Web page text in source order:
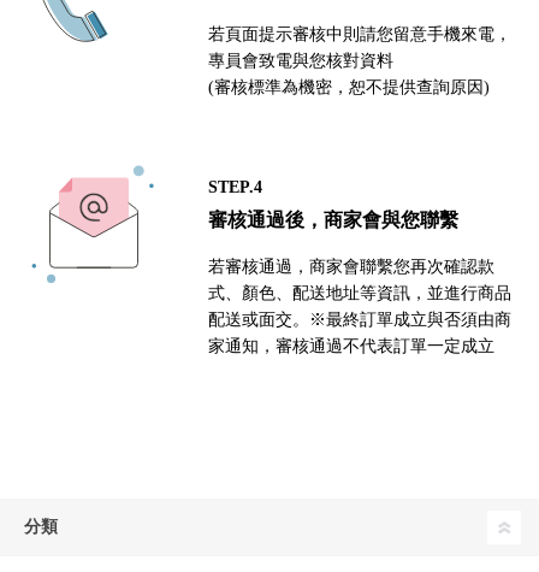
若頁面提示審核中則請您留意手機來電，
專員會致電與您核對資料
(審核標準為機密，恕不提供查詢原因)
STEP.4
審核通過後，商家會與您聯繫
若審核通過，商家會聯繫您再次確認款
式、顏色、配送地址等資訊，並進行商品
配送或面交。※最終訂單成立與否須由商
家通知，審核通過不代表訂單一定成立
分類